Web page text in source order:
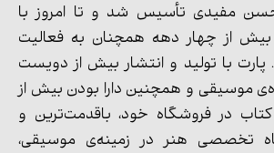
مفیدی تأسیس شد و تا امروز با
از چهار دهه همچنان به فعالیت
با تولید و انتشار بیش از دویست
موسیقی و همچنین دارا بودن بیش از
در فروشگاه خود، باقدمت‌ترین و
تخصصی هنر در زمینه‌ی موسیقی،